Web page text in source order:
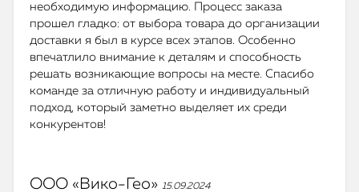
необходимую информацию. Процесс заказа
прошел гладко: от выбора товара до организации
доставки я был в курсе всех этапов. Особенно
впечатлило внимание к деталям и способность
решать возникающие вопросы на месте. Спасибо
команде за отличную работу и индивидуальный
подход, который заметно выделяет их среди
конкурентов!
ООО «Вико-Гео» 15.09.2024